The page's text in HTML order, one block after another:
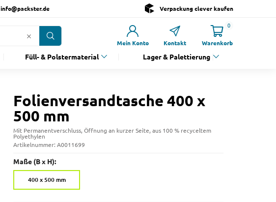
info@packster.de Verpackung clever kaufen
Mein Konto Kontakt
0
Warenkorb
Füll- & Polstermaterial Lager & Palettierung
Folienversandtasche 400 x
500 mm
Mit Permanentverschluss, Öffnung an kurzer Seite, aus 100 % recyceltem
Polyethylen
Artikelnummer: A0011699
Maße (B x H):
400 x 500 mm